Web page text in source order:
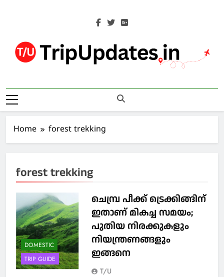
Trip Updates
Home forest trekking
forest trekking
DOMESTIC
TRIP GUIDE
ചെമ്പ്ര പീക്ക് ട്രെക്കിങ്ങിന്
ഇതാണ് മികച്ച സമയം;
പുതിയ നിരക്കുകളും
നിയന്ത്രണങ്ങളും
ഇങ്ങനെ
T/U